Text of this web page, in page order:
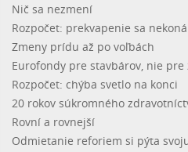
Nič sa nezmení
Rozpočet: prekvapenie sa nekoná
Zmeny prídu až po voľbách
Eurofondy pre stavbárov, nie
Rozpočet: chýba svetlo na konci
20 rokov súkromného
Rovní a rovnejší
Odmietanie reforiem si pýta